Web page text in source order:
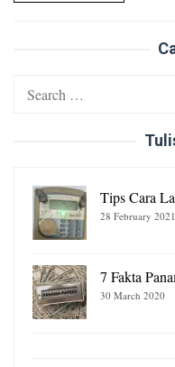
Search
Tips Cara
28 February 2021
7 Fakta
30 March 2020